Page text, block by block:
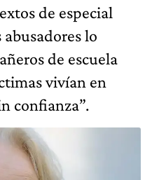
de especial
lo
de escuela
vivían en
confianza”.